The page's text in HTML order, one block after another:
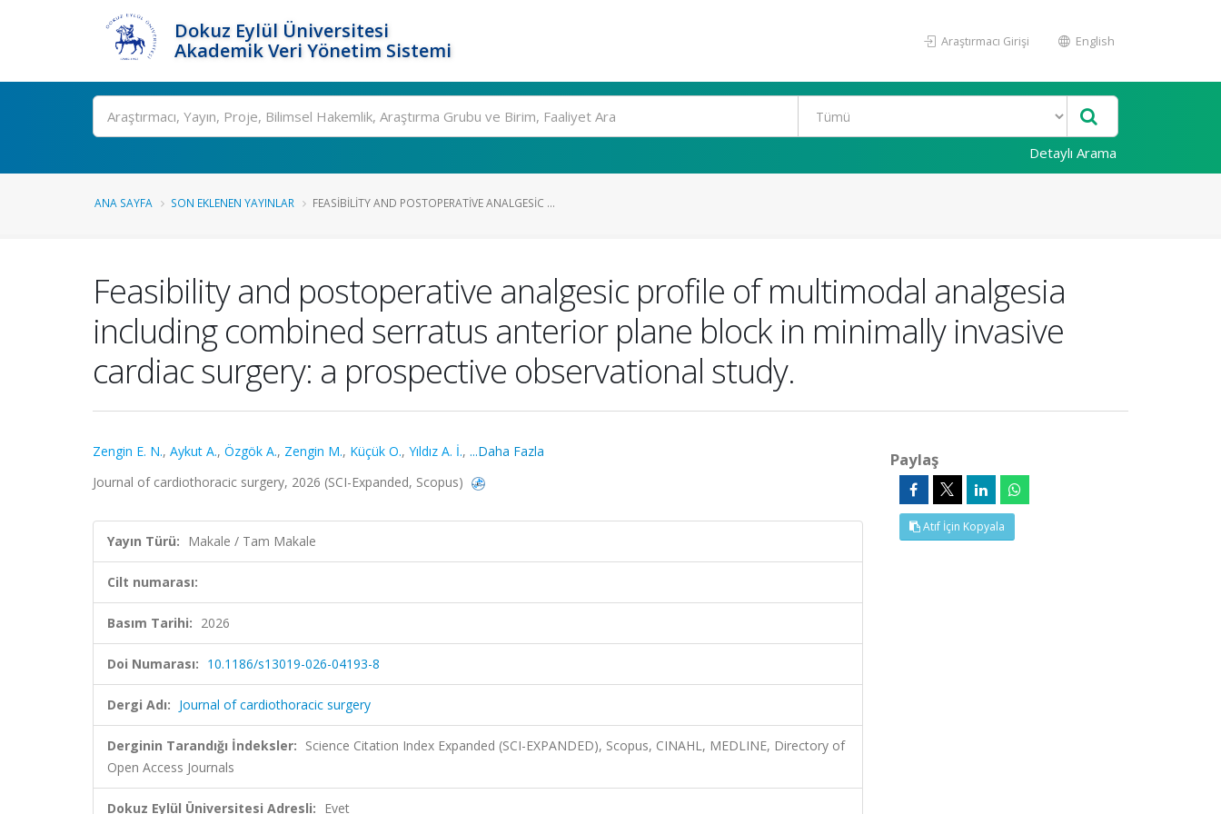
Dokuz Eylül Üniversitesi
Akademik Veri Yönetim Sistemi
Araştırmacı Girişi English
Ara
Detaylı Arama
ANA SAYFA SON EKLENEN YAYINLAR FEASIBILITY AND POSTOPERATIVE ANALGESIC ...
Feasibility and postoperative analgesic profile of multimodal analgesia
including combined serratus anterior plane block in minimally invasive
cardiac surgery: a prospective observational study.
Zengin E. N., Aykut A., Özgök A., Zengin M., Küçük O., Yıldız A. İ., ...Daha Fazla
Journal of cardiothoracic surgery, 2026 (SCI-Expanded, Scopus)
Yayın Türü: Makale / Tam Makale
Cilt numarası:
Basım Tarihi: 2026
Doi Numarası: 10.1186/s13019-026-04193-8
Dergi Adı: Journal of cardiothoracic surgery
Derginin Tarandığı İndeksler: Science Citation Index Expanded (SCI-EXPANDED), Scopus, CINAHL, MEDLINE, Directory of
Open Access Journals
Dokuz Eylül Üniversitesi Adresli: Evet
Paylaş
Atıf İçin Kopyala